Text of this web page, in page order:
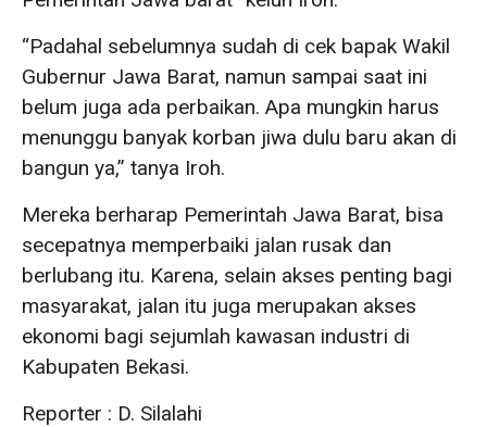
“Padahal sebelumnya sudah di cek bapak Wakil
Gubernur Jawa Barat, namun sampai saat ini
belum juga ada perbaikan. Apa mungkin harus
menunggu banyak korban jiwa dulu baru akan di
bangun ya,” tanya Iroh.
Mereka berharap Pemerintah Jawa Barat, bisa
secepatnya memperbaiki jalan rusak dan
berlubang itu. Karena, selain akses penting bagi
masyarakat, jalan itu juga merupakan akses
ekonomi bagi sejumlah kawasan industri di
Kabupaten Bekasi.
Reporter : D. Silalahi